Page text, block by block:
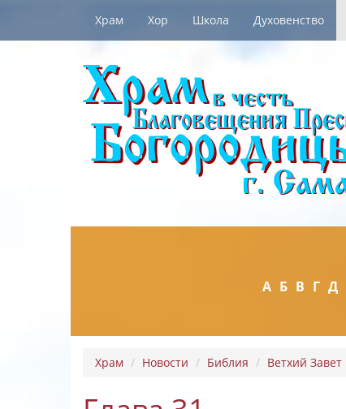
Храм Хор Школа Духовенство
А Б В Г Д
Храм Новости Библия Ветхий Завет